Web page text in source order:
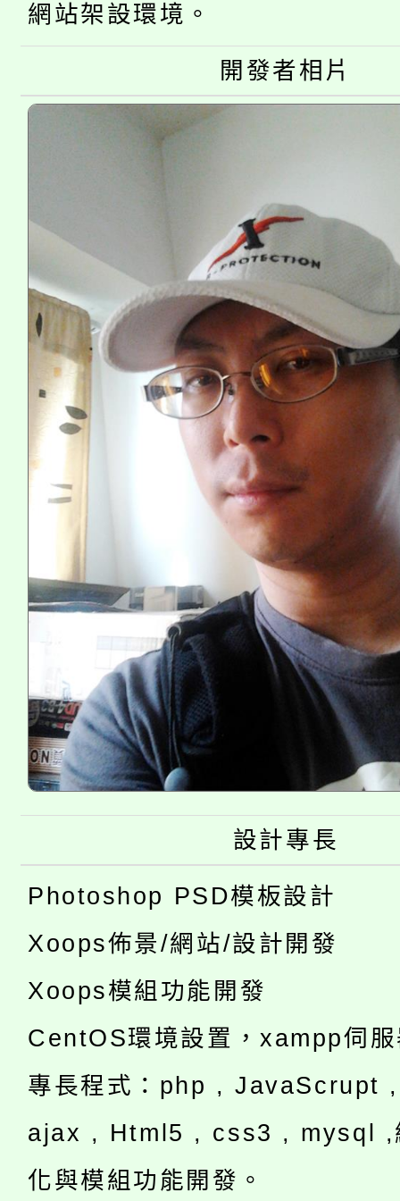
半價優惠，詳情可洽有
份教師增能研習
大溪自造教育及科技中
份教師研習
淨零綠生活教案入校路
115年食農教育專業人
網站架設環境。
開發者相片
設計專長
Photoshop PSD模板設計
Xoops佈景/網站/設計開發
Xoops模組功能開發
CentOS環境設置，xampp伺
專長程式：php , JavaScrupt
ajax , Html5 , css3 , mysql ,
化與模組功能開發。